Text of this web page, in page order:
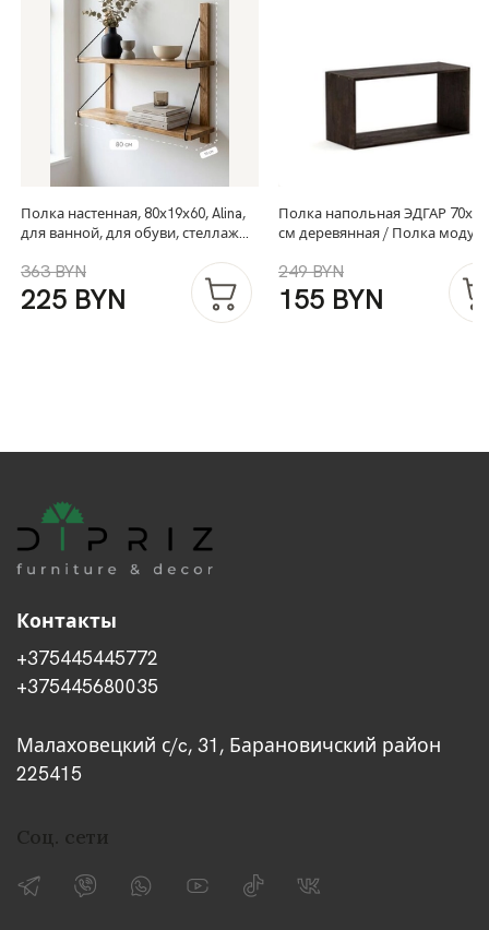
Полка настенная, 80х19х60, Alina,
для ванной, для обуви, стеллаж
MAKOSA
363 BYN
225 BYN
Полка напольная ЭДГАР
см деревянная / Полка
цвет черный дуб
249 BYN
155 BYN
Контакты
+375445445772
+375445680035
Малаховецкий с/c, 31, Барановичский район
225415
Соц. сети